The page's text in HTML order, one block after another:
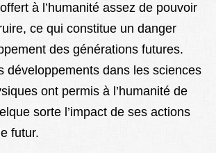
à l’humanité assez de pouvoir
ce qui constitue un danger
des générations futures.
développements dans les sciences
ont permis à l’humanité de
sorte l’impact de ses actions
futur.